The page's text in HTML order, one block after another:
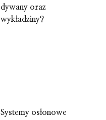
dywany oraz
wykładziny?
Systemy osłonowe